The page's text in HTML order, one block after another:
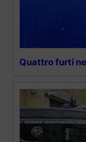
Quattro furti